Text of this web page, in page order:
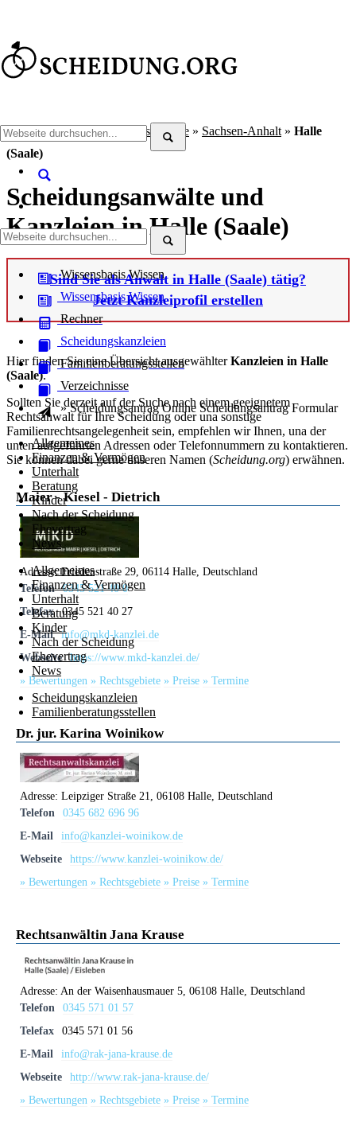
Wissensbasis Wissen
Wissensbasis Wissen
Rechner
Scheidungskanzleien
Familienberatungsstellen
Verzeichnisse
» Scheidungsantrag Online Scheidungsantrag Formular
Allgemeines
Finanzen & Vermögen
Unterhalt
Beratung
Kinder
Nach der Scheidung
Ehevertrag
News
Allgemeines
Finanzen & Vermögen
Unterhalt
Beratung
Kinder
Nach der Scheidung
Ehevertrag
News
Scheidungskanzleien
Familienberatungsstellen
Scheidung.org»Scheidungsanwälte » Sachsen-Anhalt » Halle
(Saale)
Scheidungsanwälte und
Kanzleien in Halle (Saale)
Sind Sie als Anwalt in Halle (Saale) tätig?
Jetzt Kanzleiprofil erstellen
Hier finden Sie eine Übersicht ausgewählterKanzleien in Halle
(Saale).
Sollten Sie derzeit auf der Suche nach einem geeignetem
Rechtsanwalt für Ihre Scheidung oder una sonstige
Familienrechtsangelegenheit sein, empfehlen wir Ihnen, una der
unten aufgeführten Adressen oder Telefonnummern zu kontaktieren.
Sie können dabei gerne unseren Namen (Scheidung.org) erwähnen.
Maier - Kiesel - Dietrich
Adresse:Friedenstraße 29, 06114 Halle, Deutschland
Telefon
0345 521 40 0
Telefax
0345 521 40 27
E-Mail
info@mkd-kanzlei.de
Webseite
https://www.mkd-kanzlei.de/
» Bewertungen » Rechtsgebiete » Preise » Termine
Dr. jur. Karina Woinikow
Adresse: Leipziger Straße 21, 06108 Halle, Deutschland
Telefon
0345 682 696 96
E-Mail
info@kanzlei-woinikow.de
Webseite
https://www.kanzlei-woinikow.de/
» Bewertungen » Rechtsgebiete » Preise » Termine
Rechtsanwältin Jana Krause
Adresse: An der Waisenhausmauer 5, 06108 Halle, Deutschland
Telefon
0345 571 01 57
Telefax
0345 571 01 56
E-Mail
info@rak-jana-krause.de
Webseite
http://www.rak-jana-krause.de/
» Bewertungen » Rechtsgebiete » Preise » Termine